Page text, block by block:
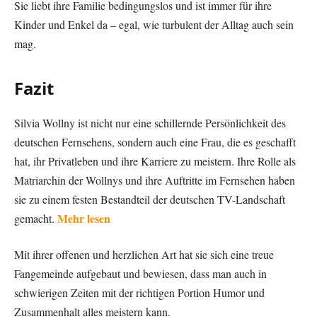
Sie liebt ihre Familie bedingungslos und ist immer für ihre
Kinder und Enkel da – egal, wie turbulent der Alltag auch sein
mag.
Fazit
Silvia Wollny ist nicht nur eine schillernde Persönlichkeit des
deutschen Fernsehens, sondern auch eine Frau, die es geschafft
hat, ihr Privatleben und ihre Karriere zu meistern. Ihre Rolle als
Matriarchin der Wollnys und ihre Auftritte im Fernsehen haben
sie zu einem festen Bestandteil der deutschen TV-Landschaft
gemacht. Mehr lesen
Mit ihrer offenen und herzlichen Art hat sie sich eine treue
Fangemeinde aufgebaut und bewiesen, dass man auch in
schwierigen Zeiten mit der richtigen Portion Humor und
Zusammenhalt alles meistern kann.